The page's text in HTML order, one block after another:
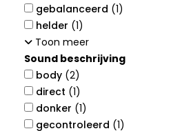
gebalanceerd (1)
helder (1)
Toon meer
Sound beschrijving
body (2)
direct (1)
donker (1)
gecontroleerd (1)